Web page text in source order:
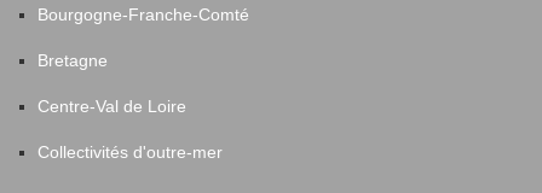
Bourgogne-Franche-Comté
Bretagne
Centre-Val de Loire
Collectivités d'outre-mer